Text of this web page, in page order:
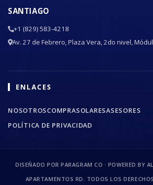
SANTIAGO
+1 (829) 583-4218
Av. 27 de Febrero, Plaza Vera, 2do nivel,
ENLACES
NOSOTROSCOMPRASOLARESASESORES
POLÍTICA DE PRIVACIDAD
DISEÑADO POR PARAGRAM CO · POWERED BY
APARTAMENTOS RD. TODOS LOS